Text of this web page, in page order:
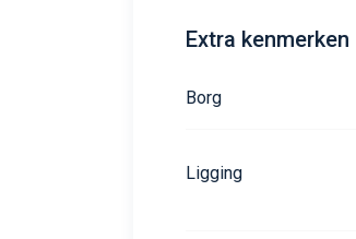
Extra kenmerken
Borg
Ligging